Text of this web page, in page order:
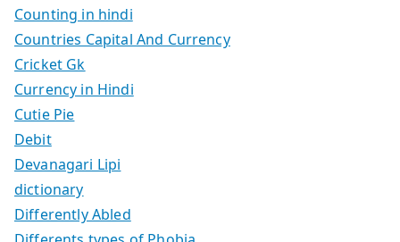
Counting in hindi
Countries Capital And Currency
Cricket Gk
Currency in Hindi
Cutie Pie
Debit
Devanagari Lipi
dictionary
Differently Abled